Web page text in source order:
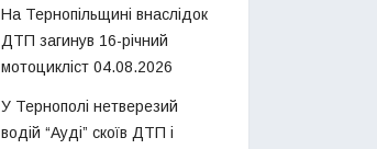
На Тернопільщині внаслідок
ДТП загинув 16-річний
мотоцикліст 04.08.2026
У Тернополі нетверезий
водій “Ауді” скоїв ДТП і